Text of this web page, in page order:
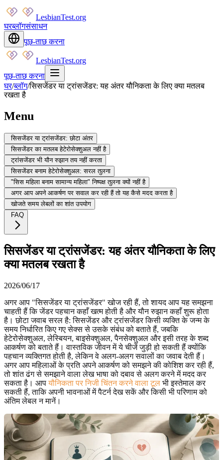
LesbianTest.org
घरब्लॉगसंसाधन
पूछ-ताछ करना
LesbianTest.org
पूछ-ताछ करना
घर/ब्लॉग/सिसजेंडर या ट्रांसजेंडर: यह अंतर यौनिकता के लिए क्या मतलब
रखता है
Menu
सिसजेंडर या ट्रांसजेंडर: छोटा अंतर
सिसजेंडर का मतलब हेटेरोसेक्शुअल नहीं है
ट्रांसजेंडर भी यौन रुझान तय नहीं करता
सिसजेंडर बनाम हेटेरोसेक्शुअल: सरल तुलना
"सिस महिला बनाम सामान्य महिला" निष्पक्ष तुलना क्यों नहीं है
अगर आप अपने आकर्षण पर सवाल कर रही हैं तो यह कैसे मदद करता है
खोजते समय लेबलों का शांत उपयोग
FAQ
सिसजेंडर या ट्रांसजेंडर: यह अंतर यौनिकता के लिए
क्या मतलब रखता है
2026/06/17
अगर आप "सिसजेंडर या ट्रांसजेंडर" खोज रही हैं, तो शायद आप यह समझना
चाहती हैं कि जेंडर पहचान कहाँ खत्म होती है और यौन रुझान कहाँ शुरू होता
है। छोटा जवाब सरल है: सिसजेंडर और ट्रांसजेंडर किसी व्यक्ति के जन्म के
समय निर्धारित किए गए सेक्स से उसके संबंध को बताते हैं, जबकि
हेटेरोसेक्शुअल, लेस्बियन, बाइसेक्शुअल, पैनसेक्शुअल और इसी तरह के शब्द
आकर्षण को बताते हैं। वास्तविक जीवन में ये चीजें जुड़ी हो सकती हैं क्योंकि
पहचान व्यक्तिगत होती है, लेकिन वे अलग-अलग सवालों का जवाब देती हैं।
अगर आप महिलाओं के प्रति अपने आकर्षण को समझने की कोशिश कर रही हैं,
तो शांत ढंग से समझाने वाला लेख भाषा को दबाव से अलग करने में मदद कर
सकता है। आपयौनिकता पर निजी चिंतन करने वाला टूल भी इस्तेमाल कर
सकती हैं, ताकि अपनी भावनाओं में पैटर्न देख सकें और किसी भी परिणाम को
अंतिम लेबल न मानें।